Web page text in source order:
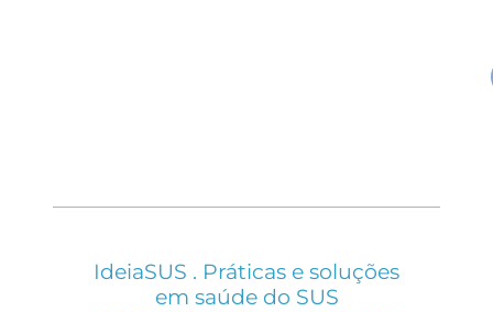
IdeiaSUS . Práticas e soluções
em saúde do SUS